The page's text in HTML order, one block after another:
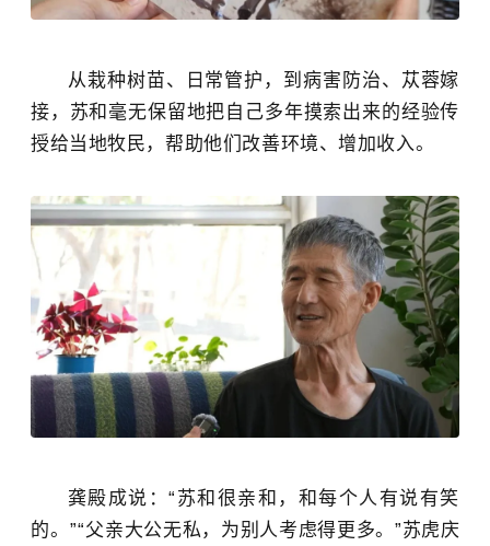
从栽种树苗、日常管护，到病害防治、苁蓉嫁
接，苏和毫无保留地把自己多年摸索出来的经验传
授给当地牧民，帮助他们改善环境、增加收入。
龚殿成说：“苏和很亲和，和每个人有说有笑
的。”“父亲大公无私，为别人考虑得更多。”苏虎庆